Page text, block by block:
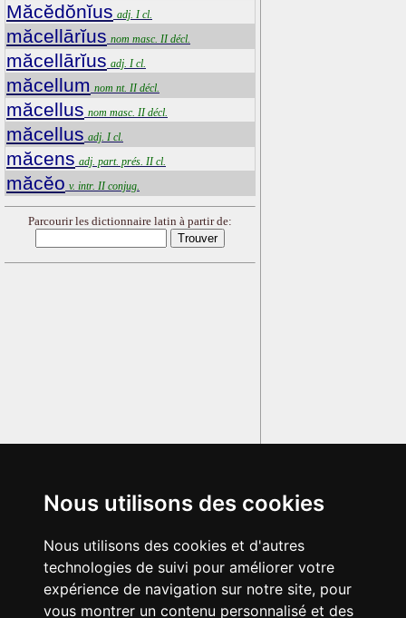
Nous utilisons des cookies
Nous utilisons des cookies et d'autres
technologies de suivi pour améliorer votre
expérience de navigation sur notre site, pour
vous montrer un contenu personnalisé et des
Măcĕdŏnĭus adj. I cl.
măcellārĭus nom masc. II décl.
măcellārĭus adj. I cl.
măcellum nom nt. II décl.
măcellus nom masc. II décl.
măcellus adj. I cl.
măcens adj. part. prés. II cl.
măcĕo v. intr. II conjug.
Parcourir les dictionnaire latin à partir de: